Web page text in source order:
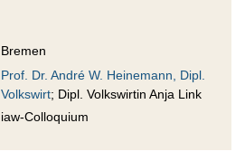
Bremen
Prof. Dr. André W. Heinemann, Dipl.
Volkswirt; Dipl. Volkswirtin Anja Link
iaw-Colloquium